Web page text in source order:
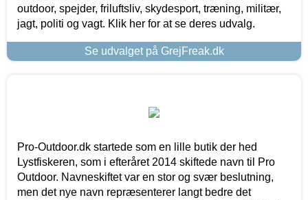
outdoor, spejder, friluftsliv, skydesport, træning, militær,
jagt, politi og vagt. Klik her for at se deres udvalg.
Se udvalget på GrejFreak.dk
Pro-Outdoor.dk startede som en lille butik der hed
Lystfiskeren, som i efteråret 2014 skiftede navn til Pro
Outdoor. Navneskiftet var en stor og svær beslutning,
men det nye navn repræsenterer langt bedre det